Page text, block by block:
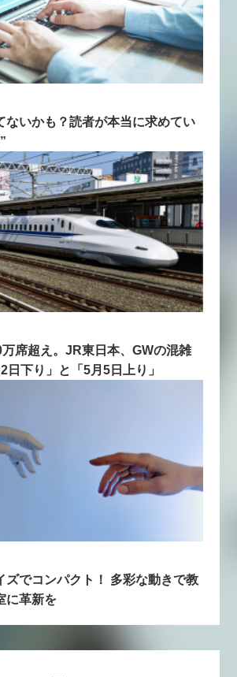
ないかも？読者が本当に求めてい
席超え。JR東日本、GWの混雑
日下り」と「5月5日上り」
ズでコンパクト！ 多彩な動きで教
に革新を